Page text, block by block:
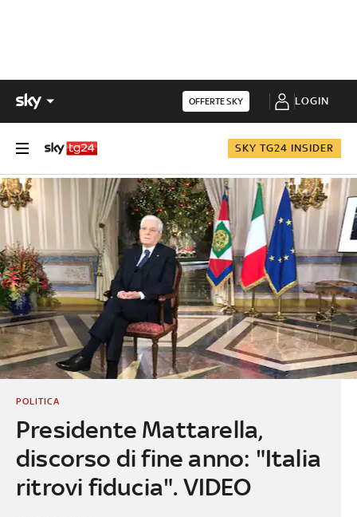
OFFERTE SKY LOGIN
SKY TG24 INSIDER
Presidente Mattarella,
discorso di fine anno: "Italia
ritrovi fiducia". VIDEO
POLITICA